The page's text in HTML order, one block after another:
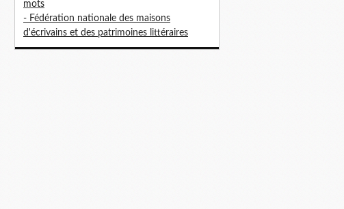
mots
- Fédération nationale des maisons
d'écrivains et des patrimoines littéraires